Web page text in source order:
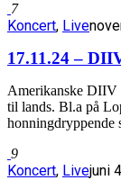
7
Koncert, Live
17.11.24 –
Amerikanske DIIV
til lands. Bl.a på
honningdryppende
9
Koncert, Livejuni